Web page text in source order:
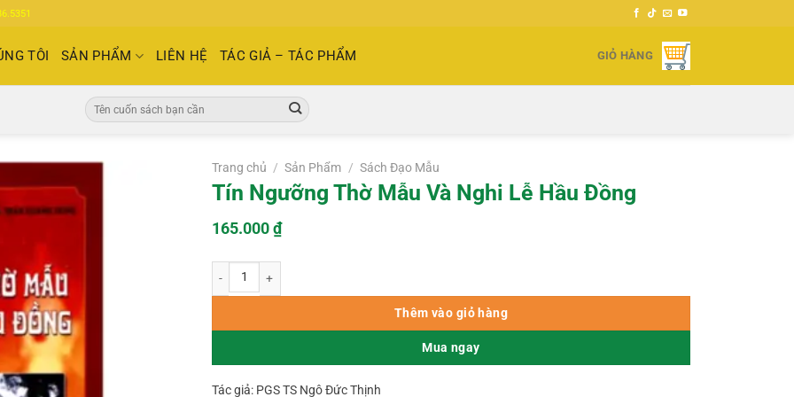
TÔI SẢN PHẨM LIÊN HỆ TÁC GIẢ – TÁC PHẨM GIỎ HÀNG
Tìm
kiếm:
Trang chủ / Sản Phẩm / Sách Đạo Mẫu
Tín Ngưỡng Thờ Mẫu Và Nghi Lễ Hầu Đồng
165.000₫
Thêm vào giỏ hàng
Mua ngay
Tác giả: PGS TS Ngô Đức Thịnh